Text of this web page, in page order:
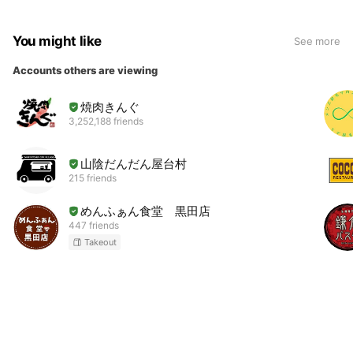
You might like See more
Accounts others are viewing
焼肉きんぐ
3,252,188 friends
山陰だんだん屋台村
215 friends
めんふぁん食堂 黒田店
447 friends
Takeout